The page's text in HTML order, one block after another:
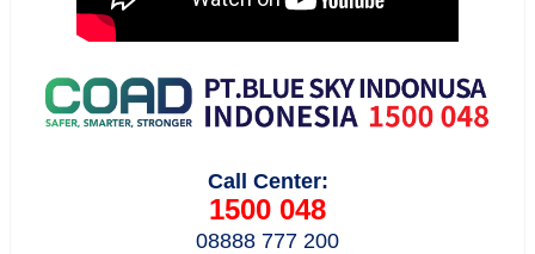
Call Center:
1500 048
08888 777 200